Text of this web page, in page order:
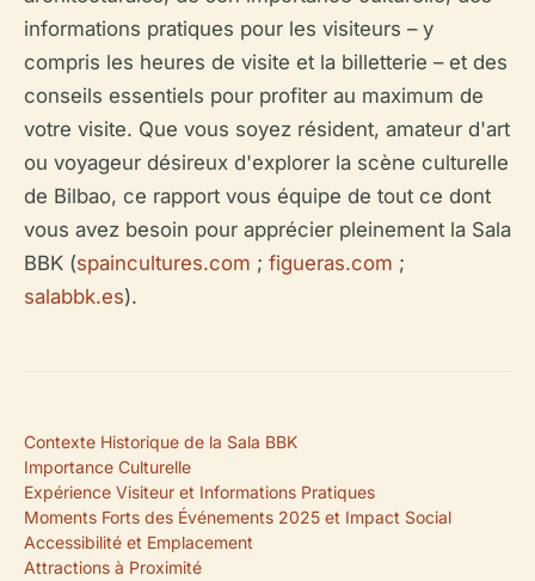
informations pratiques pour les visiteurs – y
compris les heures de visite et la billetterie – et des
conseils essentiels pour profiter au maximum de
votre visite. Que vous soyez résident, amateur d'art
ou voyageur désireux d'explorer la scène culturelle
de Bilbao, ce rapport vous équipe de tout ce dont
vous avez besoin pour apprécier pleinement la Sala
BBK (spaincultures.com ; figueras.com ;
salabbk.es).
Contexte Historique de la Sala BBK
Importance Culturelle
Expérience Visiteur et Informations Pratiques
Moments Forts des Événements 2025 et Impact Social
Accessibilité et Emplacement
Attractions à Proximité